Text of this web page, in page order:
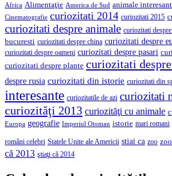
Africa Alimentaţie America de Sud animale
Cinematografie curiozitati 2014 curiozitati 2015
curiozitati despre animale curiozitati
bucuresti curiozitati despre china curiozitati despre
curiozitati despre oameni curiozitati despre pasari
curiozitati despre plante curiozitati
despre rusia curiozitati din istorie curiozitati din
interesante curiozitatile de azi curiozitati
curiozităţi 2013 curiozităţi cu animale
Europa geografie Imperiul Otoman istorie mari romani
români celebri Statele Unite ale Americii stiai ca zoo
că 2013 ştiaţi că 2014